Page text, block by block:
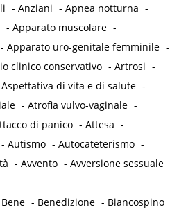
-Anziani -Apnea notturna -
-Apparato muscolare -
-Apparato uro-genitale femminile -
clinico conservativo -Artrosi -
Aspettativa di vita e di salute -
-Atrofia vulvo-vaginale -
di panico -Attesa -
-Autismo -Autocateterismo -
-Avvento -Avversione sessuale
Bene - Benedizione - Biancospino